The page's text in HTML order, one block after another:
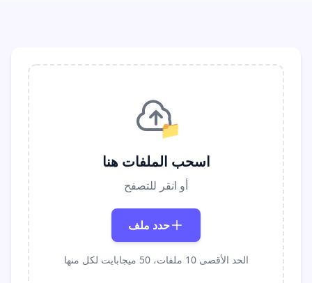
📁
اسحب الملفات هنا
أو انقر للتصفح
حدد ملف
الحد الأقصى 10 ملفات، 50 ميجابايت لكل منها